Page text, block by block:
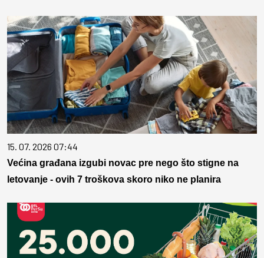
15. 07. 2026 07:44
Većina građana izgubi novac pre nego što stigne na
letovanje - ovih 7 troškova skoro niko ne planira